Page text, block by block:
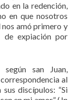
en la redención,
en que nosotros
nos amó primero y
expiación por
san Juan,
al
discípulos: “Si